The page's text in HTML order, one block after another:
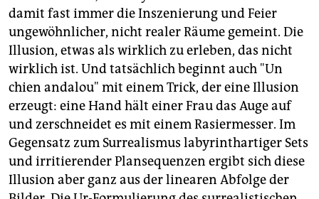
damit fast immer die Inszenierung und Feier
ungewöhnlicher, nicht realer Räume gemeint. Die
Illusion, etwas als wirklich zu erleben, das nicht
wirklich ist. Und tatsächlich beginnt auch "Un
chien andalou" mit einem Trick, der eine Illusion
erzeugt: eine Hand hält einer Frau das Auge auf
und zerschneidet es mit einem Rasiermesser. Im
Gegensatz zum Surrealismus labyrinthartiger Sets
und irritierender Plansequenzen ergibt sich diese
Illusion aber ganz aus der linearen Abfolge der